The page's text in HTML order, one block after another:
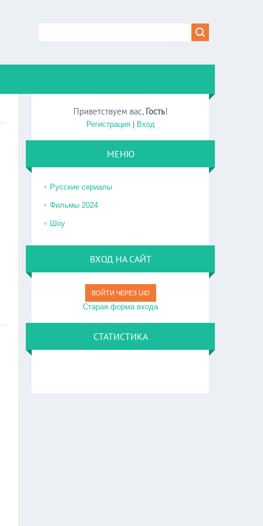
Приветствуем вас, Гость!
Регистрация| Вход
МЕНЮ
Русские сериалы
Фильмы 2024
Шоу
ВХОД НА САЙТ
ВОЙТИ ЧЕРЕЗ UID
Старая форма входа
СТАТИСТИКА